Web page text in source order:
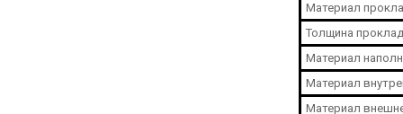
Материал
Толщина
Материал
Материал
Материал